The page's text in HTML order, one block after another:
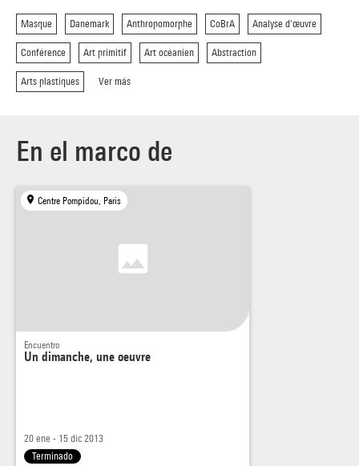
Masque Danemark Anthropomorphe CoBrA Analyse d'œuvre
Conférence Art primitif Art océanien Abstraction
Arts plastiques Ver más
En el marco de
Centre Pompidou, Paris
Encuentro
Un dimanche, une oeuvre
20 ene - 15 dic 2013
Terminado